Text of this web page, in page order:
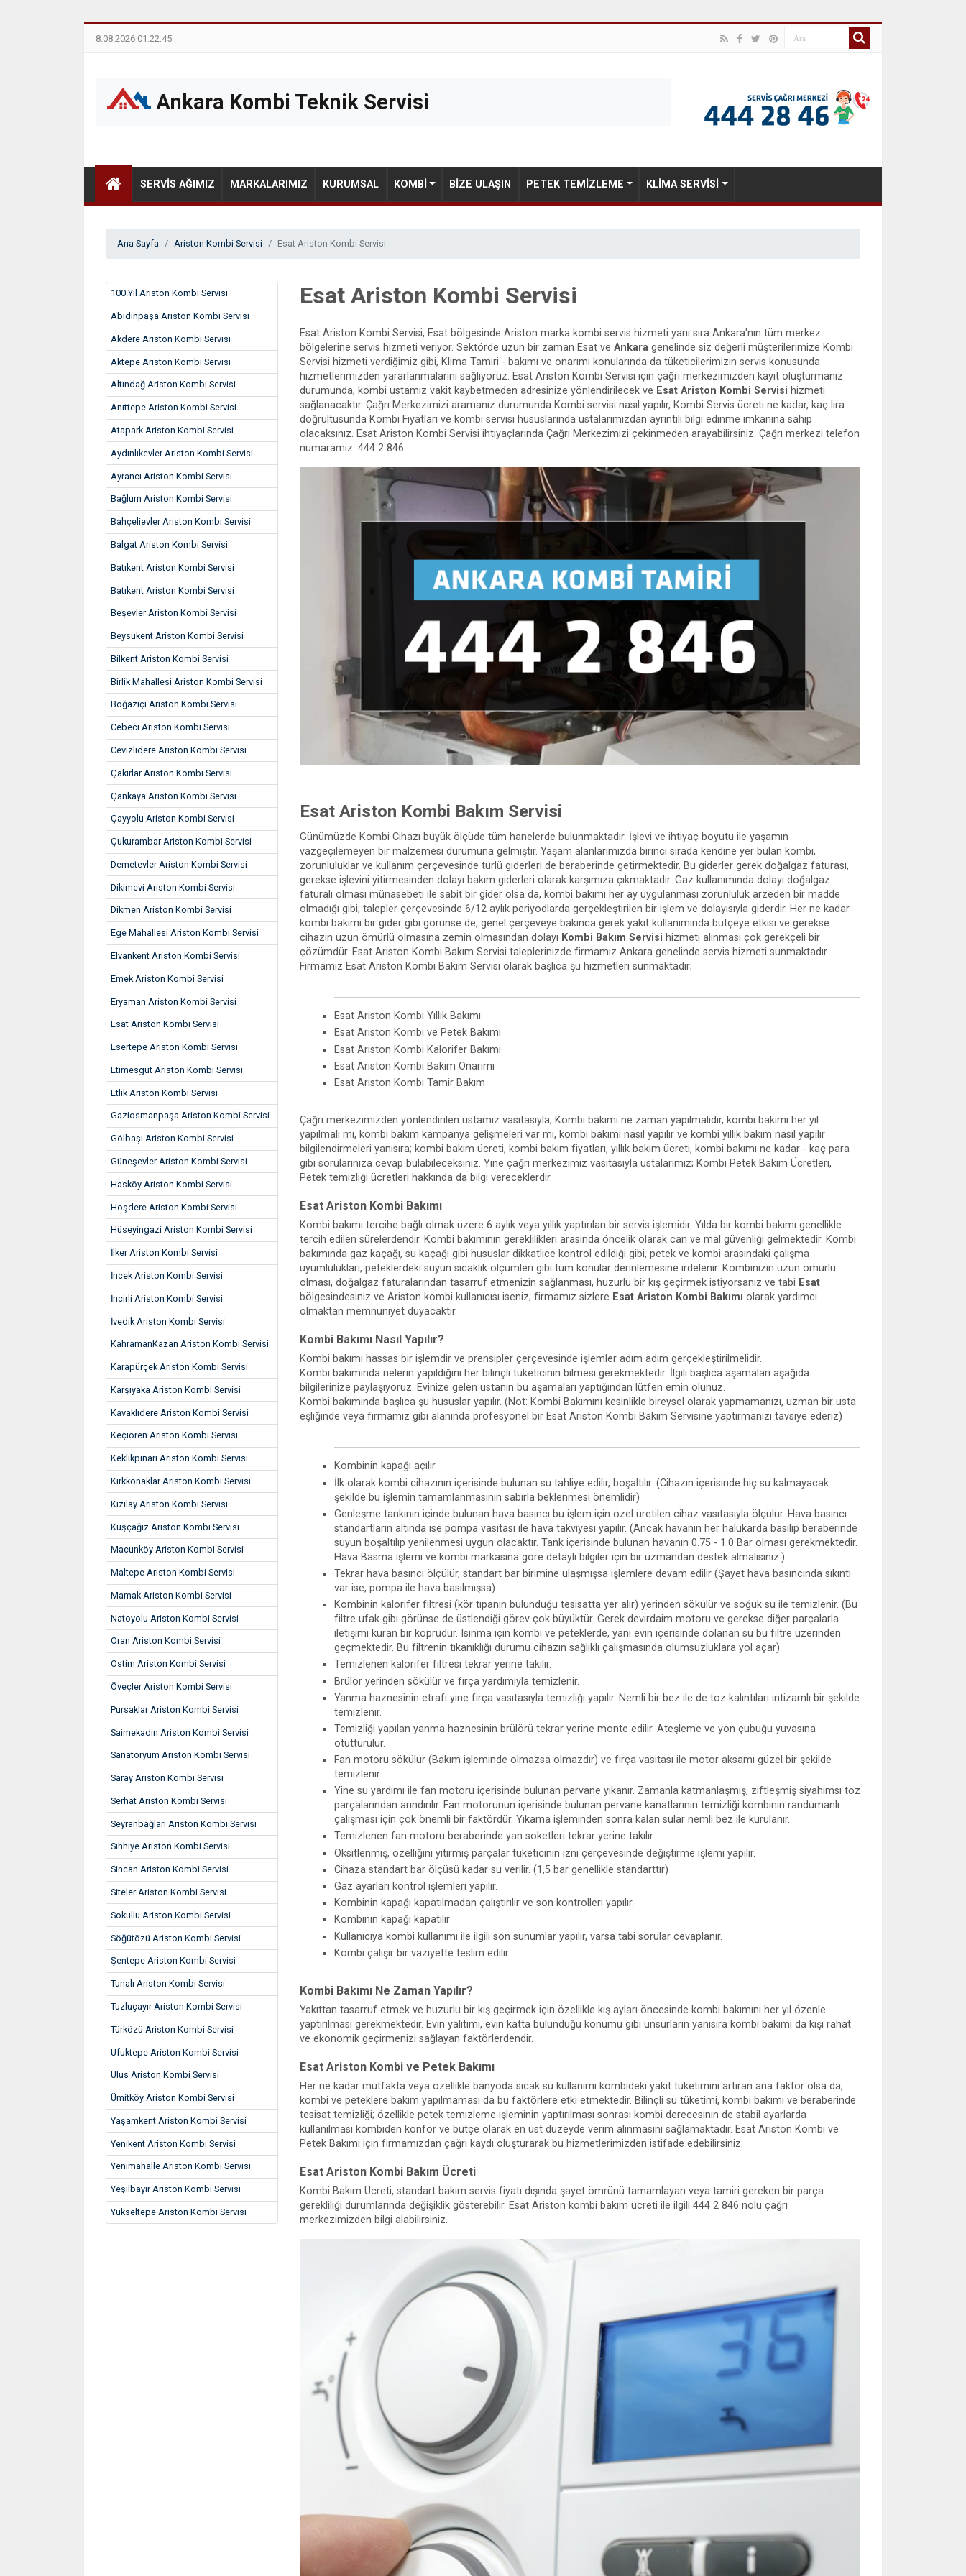
8.08.2026 01:22:45
Ankara Kombi Teknik Servisi
SERVIS AĞIMIZ MARKALARIMIZ KURUMSAL KOMBI BIZE ULAŞIN PETEK TEMIZLEME KLIMA SERVISI
Ana Sayfa Ariston Kombi Servisi Esat Ariston Kombi Servisi
100.Yıl Ariston Kombi Servisi
Abidinpaşa Ariston Kombi Servisi
Akdere Ariston Kombi Servisi
Aktepe Ariston Kombi Servisi
Altındağ Ariston Kombi Servisi
Anıttepe Ariston Kombi Servisi
Atapark Ariston Kombi Servisi
Aydınlıkevler Ariston Kombi Servisi
Ayrancı Ariston Kombi Servisi
Bağlum Ariston Kombi Servisi
Bahçelievler Ariston Kombi Servisi
Balgat Ariston Kombi Servisi
Batıkent Ariston Kombi Servisi
Batıkent Ariston Kombi Servisi
Beşevler Ariston Kombi Servisi
Beysukent Ariston Kombi Servisi
Bilkent Ariston Kombi Servisi
Birlik Mahallesi Ariston Kombi Servisi
Boğaziçi Ariston Kombi Servisi
Cebeci Ariston Kombi Servisi
Cevizlidere Ariston Kombi Servisi
Çakırlar Ariston Kombi Servisi
Çankaya Ariston Kombi Servisi
Çayyolu Ariston Kombi Servisi
Çukurambar Ariston Kombi Servisi
Demetevler Ariston Kombi Servisi
Dikimevi Ariston Kombi Servisi
Dikmen Ariston Kombi Servisi
Ege Mahallesi Ariston Kombi Servisi
Elvankent Ariston Kombi Servisi
Emek Ariston Kombi Servisi
Eryaman Ariston Kombi Servisi
Esat Ariston Kombi Servisi
Esertepe Ariston Kombi Servisi
Etimesgut Ariston Kombi Servisi
Etlik Ariston Kombi Servisi
Gaziosmanpaşa Ariston Kombi Servisi
Gölbaşı Ariston Kombi Servisi
Güneşevler Ariston Kombi Servisi
Hasköy Ariston Kombi Servisi
Hoşdere Ariston Kombi Servisi
Hüseyingazi Ariston Kombi Servisi
İlker Ariston Kombi Servisi
İncek Ariston Kombi Servisi
İncirli Ariston Kombi Servisi
İvedik Ariston Kombi Servisi
KahramanKazan Ariston Kombi Servisi
Karapürçek Ariston Kombi Servisi
Karşıyaka Ariston Kombi Servisi
Kavaklıdere Ariston Kombi Servisi
Keçiören Ariston Kombi Servisi
Keklikpınarı Ariston Kombi Servisi
Kırkkonaklar Ariston Kombi Servisi
Kızılay Ariston Kombi Servisi
Kuşçağız Ariston Kombi Servisi
Macunköy Ariston Kombi Servisi
Maltepe Ariston Kombi Servisi
Mamak Ariston Kombi Servisi
Natoyolu Ariston Kombi Servisi
Oran Ariston Kombi Servisi
Ostim Ariston Kombi Servisi
Öveçler Ariston Kombi Servisi
Pursaklar Ariston Kombi Servisi
Saimekadın Ariston Kombi Servisi
Sanatoryum Ariston Kombi Servisi
Saray Ariston Kombi Servisi
Serhat Ariston Kombi Servisi
Seyranbağları Ariston Kombi Servisi
Sıhhıye Ariston Kombi Servisi
Sincan Ariston Kombi Servisi
Siteler Ariston Kombi Servisi
Sokullu Ariston Kombi Servisi
Söğütözü Ariston Kombi Servisi
Şentepe Ariston Kombi Servisi
Tunalı Ariston Kombi Servisi
Tuzluçayır Ariston Kombi Servisi
Türközü Ariston Kombi Servisi
Ufuktepe Ariston Kombi Servisi
Ulus Ariston Kombi Servisi
Ümitköy Ariston Kombi Servisi
Yaşamkent Ariston Kombi Servisi
Yenikent Ariston Kombi Servisi
Yenimahalle Ariston Kombi Servisi
Yeşilbayır Ariston Kombi Servisi
Yükseltepe Ariston Kombi Servisi
Esat Ariston Kombi Servisi
Esat Ariston Kombi Servisi, Esat bölgesinde Ariston marka kombi servis hizmeti yanı sıra Ankara'nın tüm merkez
bölgelerine servis hizmeti veriyor. Sektörde uzun bir zaman Esat ve Ankara genelinde siz değerli müşterilerimize Kombi
Servisi hizmeti verdiğimiz gibi, Klima Tamiri - bakımı ve onarımı konularında da tüketicilerimizin servis konusunda
hizmetlerimizden yararlanmalarını sağlıyoruz. Esat Ariston Kombi Servisi için çağrı merkezimizden kayıt oluşturmanız
durumunda, kombi ustamız vakit kaybetmeden adresinize yönlendirilecek ve Esat Ariston Kombi Servisi hizmeti
sağlanacaktır. Çağrı Merkezimizi aramanız durumunda Kombi servisi nasıl yapılır, Kombi Servis ücreti ne kadar, kaç lira
doğrultusunda Kombi Fiyatları ve kombi servisi hususlarında ustalarımızdan ayrıntılı bilgi edinme imkanına sahip
olacaksınız. Esat Ariston Kombi Servisi ihtiyaçlarında Çağrı Merkezimizi çekinmeden arayabilirsiniz. Çağrı merkezi telefon
numaramız: 444 2 846
Esat Ariston Kombi Bakım Servisi
Günümüzde Kombi Cihazı büyük ölçüde tüm hanelerde bulunmaktadır. İşlevi ve ihtiyaç boyutu ile yaşamın
vazgeçilemeyen bir malzemesi durumuna gelmiştir. Yaşam alanlarımızda birinci sırada kendine yer bulan kombi,
zorunluluklar ve kullanım çerçevesinde türlü giderleri de beraberinde getirmektedir. Bu giderler gerek doğalgaz faturası,
gerekse işlevini yitirmesinden dolayı bakım giderleri olarak karşımıza çıkmaktadır. Gaz kullanımında dolayı doğalgaz
faturalı olması münasebeti ile sabit bir gider olsa da, kombi bakımı her ay uygulanması zorunluluk arzeden bir madde
olmadığı gibi; talepler çerçevesinde 6/12 aylık periyodlarda gerçekleştirilen bir işlem ve dolayısıyla giderdir. Her ne kadar
kombi bakımı bir gider gibi görünse de, genel çerçeveye bakınca gerek yakıt kullanımında bütçeye etkisi ve gerekse
cihazın uzun ömürlü olmasına zemin olmasından dolayı Kombi Bakım Servisi hizmeti alınması çok gerekçeli bir
çözümdür. Esat Ariston Kombi Bakım Servisi taleplerinizde firmamız Ankara genelinde servis hizmeti sunmaktadır.
Firmamız Esat Ariston Kombi Bakım Servisi olarak başlıca şu hizmetleri sunmaktadır;
Esat Ariston Kombi Yıllık Bakımı
Esat Ariston Kombi ve Petek Bakımı
Esat Ariston Kombi Kalorifer Bakımı
Esat Ariston Kombi Bakım Onarımı
Esat Ariston Kombi Tamir Bakım
Çağrı merkezimizden yönlendirilen ustamız vasıtasıyla; Kombi bakımı ne zaman yapılmalıdır, kombi bakımı her yıl
yapılmalı mı, kombi bakım kampanya gelişmeleri var mı, kombi bakımı nasıl yapılır ve kombi yıllık bakım nasıl yapılır
bilgilendirmeleri yanısıra; kombi bakım ücreti, kombi bakım fiyatları, yıllık bakım ücreti, kombi bakımı ne kadar - kaç para
gibi sorularınıza cevap bulabileceksiniz. Yine çağrı merkezimiz vasıtasıyla ustalarımız; Kombi Petek Bakım Ücretleri,
Petek temizliği ücretleri hakkında da bilgi vereceklerdir.
Esat Ariston Kombi Bakımı
Kombi bakımı tercihe bağlı olmak üzere 6 aylık veya yıllık yaptırılan bir servis işlemidir. Yılda bir kombi bakımı genellikle
tercih edilen sürelerdendir. Kombi bakımının gereklilikleri arasında öncelik olarak can ve mal güvenliği gelmektedir. Kombi
bakımında gaz kaçağı, su kaçağı gibi hususlar dikkatlice kontrol edildiği gibi, petek ve kombi arasındaki çalışma
uyumlulukları, peteklerdeki suyun sıcaklık ölçümleri gibi tüm konular derinlemesine irdelenir. Kombinizin uzun ömürlü
olması, doğalgaz faturalarından tasarruf etmenizin sağlanması, huzurlu bir kış geçirmek istiyorsanız ve tabi Esat
bölgesindesiniz ve Ariston kombi kullanıcısı iseniz; firmamız sizlere Esat Ariston Kombi Bakımı olarak yardımcı
olmaktan memnuniyet duyacaktır.
Kombi Bakımı Nasıl Yapılır?
Kombi bakımı hassas bir işlemdir ve prensipler çerçevesinde işlemler adım adım gerçekleştirilmelidir.
Kombi bakımında nelerin yapıldığını her bilinçli tüketicinin bilmesi gerekmektedir. İlgili başlıca aşamaları aşağıda
bilgilerinize paylaşıyoruz. Evinize gelen ustanın bu aşamaları yaptığından lütfen emin olunuz.
Kombi bakımında başlıca şu hususlar yapılır. (Not: Kombi Bakımını kesinlikle bireysel olarak yapmamanızı, uzman bir usta
eşliğinde veya firmamız gibi alanında profesyonel bir Esat Ariston Kombi Bakım Servisine yaptırmanızı tavsiye ederiz)
Kombinin kapağı açılır
İlk olarak kombi cihazının içerisinde bulunan su tahliye edilir, boşaltılır. (Cihazın içerisinde hiç su kalmayacak
şekilde bu işlemin tamamlanmasının sabırla beklenmesi önemlidir)
Genleşme tankının içinde bulunan hava basıncı bu işlem için özel üretilen cihaz vasıtasıyla ölçülür. Hava basıncı
standartların altında ise pompa vasıtası ile hava takviyesi yapılır. (Ancak havanın her halükarda basılıp beraberinde
suyun boşaltılıp yenilenmesi uygun olacaktır. Tank içerisinde bulunan havanın 0.75 - 1.0 Bar olması gerekmektedir.
Hava Basma işlemi ve kombi markasına göre detaylı bilgiler için bir uzmandan destek almalısınız.)
Tekrar hava basıncı ölçülür, standart bar birimine ulaşmışsa işlemlere devam edilir (Şayet hava basıncında sıkıntı
var ise, pompa ile hava basılmışsa)
Kombinin kalorifer filtresi (kör tıpanın bulunduğu tesisatta yer alır) yerinden sökülür ve soğuk su ile temizlenir. (Bu
filtre ufak gibi görünse de üstlendiği görev çok büyüktür. Gerek devirdaim motoru ve gerekse diğer parçalarla
iletişimi kuran bir köprüdür. Isınma için kombi ve peteklerde, yani evin içerisinde dolanan su bu filtre üzerinden
geçmektedir. Bu filtrenin tıkanıklığı durumu cihazın sağlıklı çalışmasında olumsuzluklara yol açar)
Temizlenen kalorifer filtresi tekrar yerine takılır.
Brülör yerinden sökülür ve fırça yardımıyla temizlenir.
Yanma haznesinin etrafı yine fırça vasıtasıyla temizliği yapılır. Nemli bir bez ile de toz kalıntıları intizamlı bir şekilde
temizlenir.
Temizliği yapılan yanma haznesinin brülörü tekrar yerine monte edilir. Ateşleme ve yön çubuğu yuvasına
otutturulur.
Fan motoru sökülür (Bakım işleminde olmazsa olmazdır) ve fırça vasıtası ile motor aksamı güzel bir şekilde
temizlenir.
Yine su yardımı ile fan motoru içerisinde bulunan pervane yıkanır. Zamanla katmanlaşmış, ziftleşmiş siyahımsı toz
parçalarından arındırılır. Fan motorunun içerisinde bulunan pervane kanatlarının temizliği kombinin randumanlı
çalışması için çok önemli bir faktördür. Yıkama işleminden sonra kalan sular nemli bez ile kurulanır.
Temizlenen fan motoru beraberinde yan soketleri tekrar yerine takılır.
Oksitlenmiş, özelliğini yitirmiş parçalar tüketicinin izni çerçevesinde değiştirme işlemi yapılır.
Cihaza standart bar ölçüsü kadar su verilir. (1,5 bar genellikle standarttır)
Gaz ayarları kontrol işlemleri yapılır.
Kombinin kapağı kapatılmadan çalıştırılır ve son kontrolleri yapılır.
Kombinin kapağı kapatılır
Kullanıcıya kombi kullanımı ile ilgili son sunumlar yapılır, varsa tabi sorular cevaplanır.
Kombi çalışır bir vaziyette teslim edilir.
Kombi Bakımı Ne Zaman Yapılır?
Yakıttan tasarruf etmek ve huzurlu bir kış geçirmek için özellikle kış ayları öncesinde kombi bakımını her yıl özenle
yaptırılması gerekmektedir. Evin yalıtımı, evin katta bulunduğu konumu gibi unsurların yanısıra kombi bakımı da kışı rahat
ve ekonomik geçirmenizi sağlayan faktörlerdendir.
Esat Ariston Kombi ve Petek Bakımı
Her ne kadar mutfakta veya özellikle banyoda sıcak su kullanımı kombideki yakıt tüketimini artıran ana faktör olsa da,
kombi ve peteklere bakım yapılmaması da bu faktörlere etki etmektedir. Bilinçli su tüketimi, kombi bakımı ve beraberinde
tesisat temizliği; özellikle petek temizleme işleminin yaptırılması sonrası kombi derecesinin de stabil ayarlarda
kullanılması kombiden konfor ve bütçe olarak en üst düzeyde verim alınmasını sağlamaktadır. Esat Ariston Kombi ve
Petek Bakımı için firmamızdan çağrı kaydı oluşturarak bu hizmetlerimizden istifade edebilirsiniz.
Esat Ariston Kombi Bakım Ücreti
Kombi Bakım Ücreti, standart bakım servis fiyatı dışında şayet ömrünü tamamlayan veya tamiri gereken bir parça
gerekliliği durumlarında değişiklik gösterebilir. Esat Ariston kombi bakım ücreti ile ilgili 444 2 846 nolu çağrı
merkezimizden bilgi alabilirsiniz.